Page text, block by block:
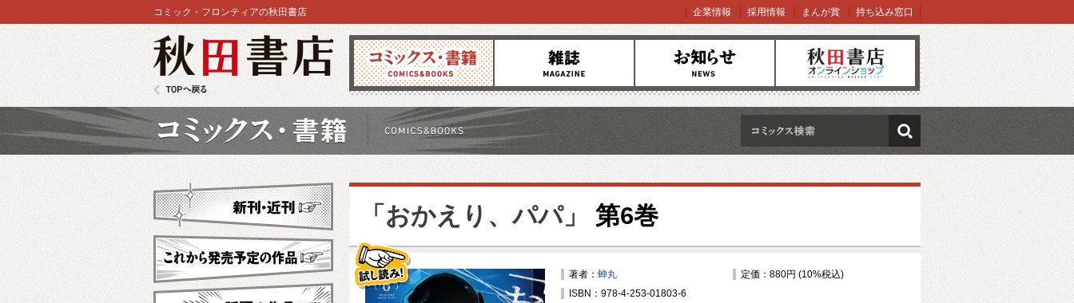
コミックス 雑誌 お知らせ オンラインショップ
コミック・フロンティアの秋田書店 企業情報 採用情報 まんが賞 持ち込み窓口
検索
「おかえり、パパ」 第6巻
著者： 蝉丸
定価：880円 (10%税込)
ISBN：978-4-253-01803-6
試し読み！
新刊・近刊
これから発売予定